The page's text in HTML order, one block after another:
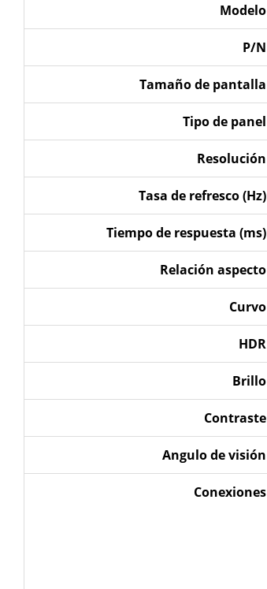
Modelo
P/N
Tamaño de pantalla
Tipo de panel
Resolución
Tasa de refresco (Hz)
Tiempo de respuesta (ms)
Relación aspecto
Curvo
HDR
Brillo
Contraste
Angulo de visión
Conexiones